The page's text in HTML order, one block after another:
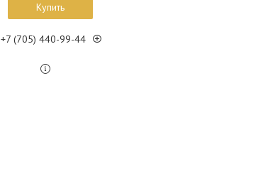
Купить
+7 (705) 440-99-44